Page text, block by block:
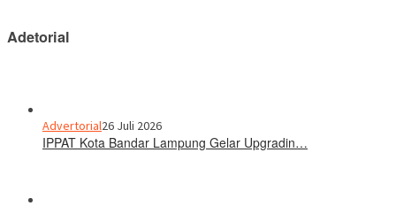
Adetorial
Advertorial26 Juli 2026
IPPAT Kota Bandar Lampung Gelar Upgradin…